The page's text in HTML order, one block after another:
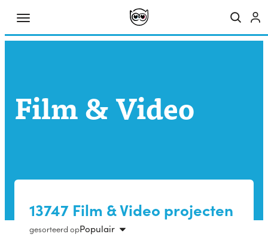
Film & Video
13747 Film & Video projecten
gesorteerd opPopulair